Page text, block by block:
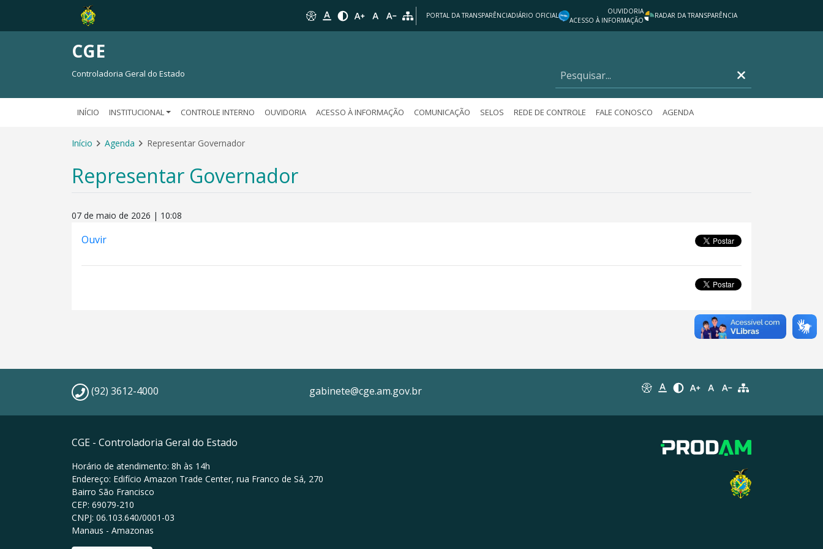
PORTAL DA TRANSPARÊNCIADIÁRIO OFICIAL
OUVIDORIA
ACESSO À INFORMAÇÃO
RADAR DA TRANSPARÊNCIA
CGE
Controladoria Geral do Estado
INÍCIO INSTITUCIONAL CONTROLE INTERNO OUVIDORIA ACESSO À INFORMAÇÃO COMUNICAÇÃO SELOS REDE DE CONTROLE FALE CONOSCO AGENDA
Início Agenda Representar Governador
Representar Governador
07 de maio de 2026 | 10:08
Ouvir
(92) 3612-4000 gabinete@cge.am.gov.br
CGE - Controladoria Geral do Estado
Horário de atendimento: 8h às 14h
Endereço: Edifício Amazon Trade Center, rua Franco de Sá, 270
Bairro São Francisco
CEP: 69079-210
CNPJ: 06.103.640/0001-03
Manaus - Amazonas